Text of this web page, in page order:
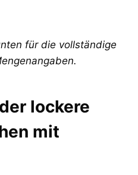
für die vollständige
lockere
mit